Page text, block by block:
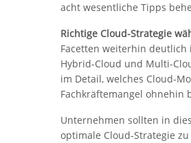
acht wesentliche Tipps
Richtige Cloud-Strategie
Facetten weiterhin deutlich
Hybrid-Cloud und Multi-
im Detail, welches Cloud-
Fachkräftemangel ohnehin
Unternehmen sollten in
optimale Cloud-Strategie